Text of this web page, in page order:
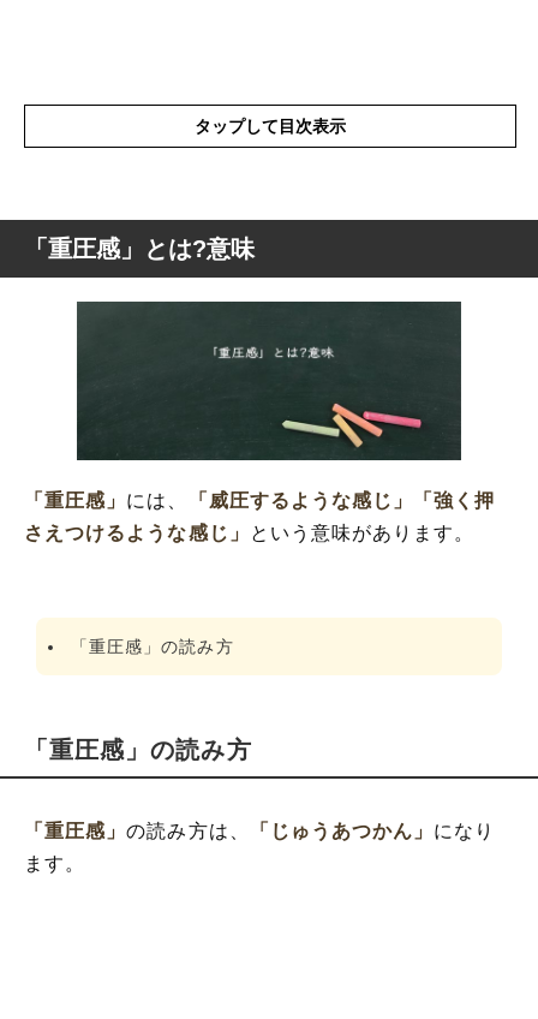
タップして目次表示
「重圧感」とは?意味
「重圧感」の類語や類義語・言い換え
「重圧感」とは?意味
「重圧感」 には、 「威圧するような感じ」
「強く押
さえつけるような感じ」
という意味があります。
「重圧感」の読み方
「重圧感」の読み方
「重圧感」の読み方は、 「じゅうあつかん」 になり
ます。